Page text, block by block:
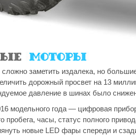
заметить издалека, но
дорожный просвет на 13
давление в шинах было
модельного года — цифровая
пробега, часы, статус полного
новые LED фары спереди и